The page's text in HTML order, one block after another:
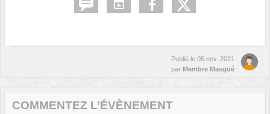
Publié le 05 nov. 2021
par Membre Masqué
COMMENTEZ L’ÉVÈNEMENT